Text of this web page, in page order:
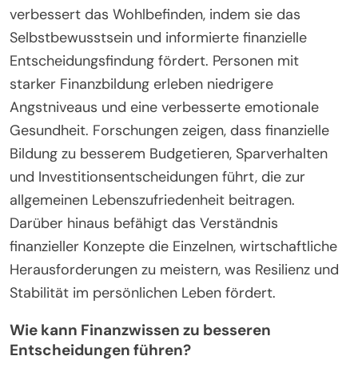
verbessert das Wohlbefinden, indem sie das
Selbstbewusstsein und informierte finanzielle
Entscheidungsfindung fördert. Personen mit
starker Finanzbildung erleben niedrigere
Angstniveaus und eine verbesserte emotionale
Gesundheit. Forschungen zeigen, dass finanzielle
Bildung zu besserem Budgetieren, Sparverhalten
und Investitionsentscheidungen führt, die zur
allgemeinen Lebenszufriedenheit beitragen.
Darüber hinaus befähigt das Verständnis
finanzieller Konzepte die Einzelnen, wirtschaftliche
Herausforderungen zu meistern, was Resilienz und
Stabilität im persönlichen Leben fördert.
Wie kann Finanzwissen zu besseren
Entscheidungen führen?